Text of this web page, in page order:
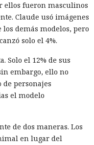
ellos fueron masculinos
Claude usó imágenes
demás modelos, pero
solo el 4%.
Solo el 12% de sus
embargo, ello no
personajes
el modelo
de dos maneras. Los
en lugar del